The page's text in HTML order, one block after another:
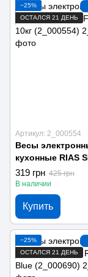
−25%
ОСТАЛСЯ 21 ДЕНЬ
Артикул: 2_000554
Весы
кухонные RIAS
10кг (2_000554)
319 грн 425 грн
В наличии
Купить
−25%
ОСТАЛСЯ 21 ДЕНЬ